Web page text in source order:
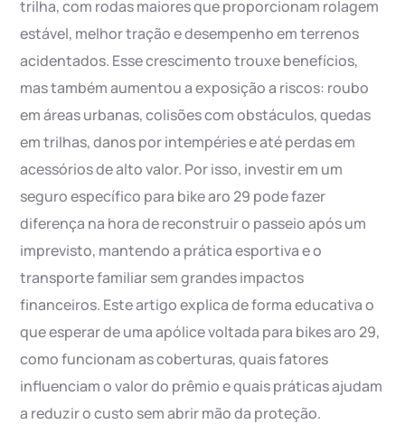
trilha, com rodas maiores que proporcionam rolagem
estável, melhor tração e desempenho em terrenos
acidentados. Esse crescimento trouxe benefícios,
mas também aumentou a exposição a riscos: roubo
em áreas urbanas, colisões com obstáculos, quedas
em trilhas, danos por intempéries e até perdas em
acessórios de alto valor. Por isso, investir em um
seguro específico para bike aro 29 pode fazer
diferença na hora de reconstruir o passeio após um
imprevisto, mantendo a prática esportiva e o
transporte familiar sem grandes impactos
financeiros. Este artigo explica de forma educativa o
que esperar de uma apólice voltada para bikes aro 29,
como funcionam as coberturas, quais fatores
influenciam o valor do prêmio e quais práticas ajudam
a reduzir o custo sem abrir mão da proteção.